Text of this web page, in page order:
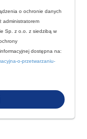
o ochronie danych
administratorem
Sp. z o.o. z siedzibą w
dostępna na:
o-przetwarzaniu-